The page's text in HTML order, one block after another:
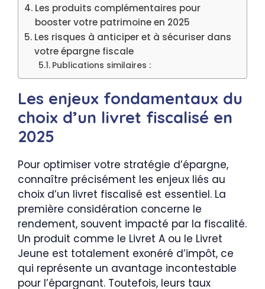
Les produits complémentaires pour
booster votre patrimoine en 2025
Les risques à anticiper et à sécuriser dans
votre épargne fiscale
Publications similaires :
Les enjeux fondamentaux du
choix d’un livret fiscalisé en
2025
Pour optimiser votre stratégie d’épargne,
connaître précisément les enjeux liés au
choix d’un livret fiscalisé est essentiel. La
première considération concerne le
rendement, souvent impacté par la fiscalité.
Un produit comme le Livret A ou le Livret
Jeune est totalement exonéré d’impôt, ce
qui représente un avantage incontestable
pour l’épargnant. Toutefois, leurs taux